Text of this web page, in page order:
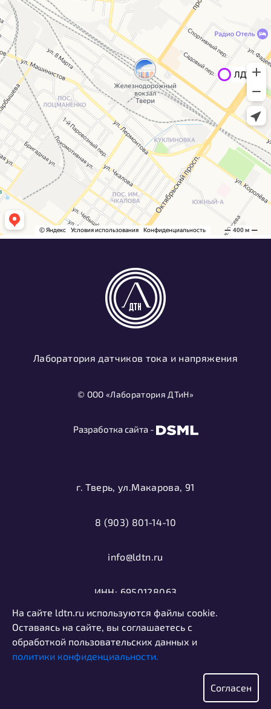
Лаборатория датчиков тока и напряжения
© ООО «Лаборатория ДТиН»
Разработка сайта -
г. Тверь, ул.Макарова, 91
8 (903) 801-14-10
info@ldtn.ru
ИНН: 6950128063
ОГРН: 1116952000406
Политика конфиденциальности
Информация, представленная на сайте, не является
На сайте ldtn.ru используются файлы cookie.
Оставаясь на сайте, вы соглашаетесь с
обработкой пользовательских данных и
политики конфиденциальности.
Согласен